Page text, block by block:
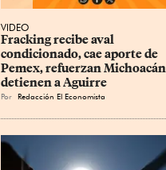
VIDEO
Fracking recibe aval
condicionado, cae aporte de
Pemex, refuerzan
detienen a Aguirre
Por Redacción El Economista